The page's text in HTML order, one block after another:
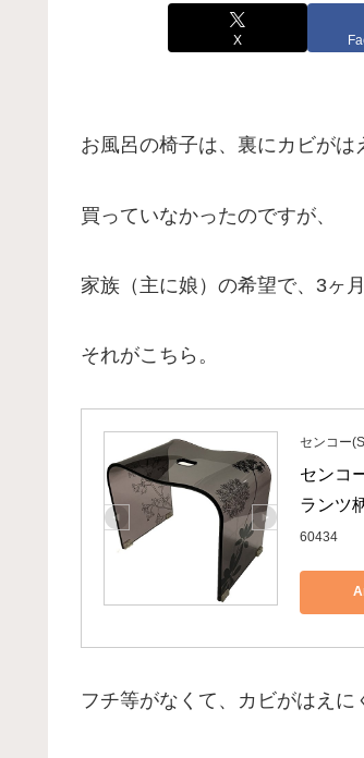
X
お風呂の椅子は、裏にカビがは
買っていなかったのですが、
家族（主に娘）の希望で、3ヶ
それがこちら。
センコー
センコ
ランツ
60434
フチ等がなくて、カビがはえに